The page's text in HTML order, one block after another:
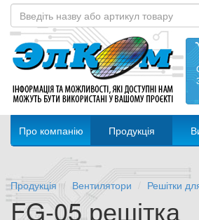
Про компанію Продукція
Продукція Вентилятори Решітки
FG-05 решітка